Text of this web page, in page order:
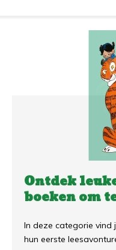
Ontdek
boeken om
In deze categorie vind
hun eerste